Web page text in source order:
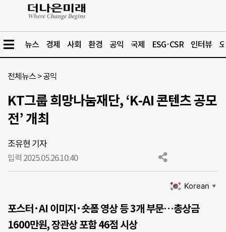
뉴스 경제 사회 환경 공익 국제 ESG·CSR 인터뷰
전체뉴스 >공익
KT그룹 희망나눔재단, ‘K-AI 콘텐츠 공모
전’ 개최
조유현 기자
입력 2025.05.26.10:40
Korean ▼
포스터·AI 이미지·숏폼 영상 등 3개 부문…총상금
1600만원, 장관상 포함 46점 시상